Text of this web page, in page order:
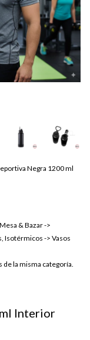
Negra 1200 ml
& Bazar ->
Isotérmicos -> Vasos
la misma categoría.
Interior